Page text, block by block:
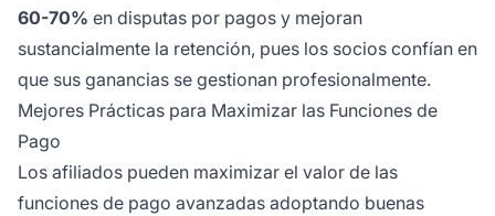
60-70% en disputas por pagos y mejoran
sustancialmente la retención, pues los socios confían en
que sus ganancias se gestionan profesionalmente.
Mejores Prácticas para Maximizar las Funciones de
Pago
Los afiliados pueden maximizar el valor de las
funciones de pago avanzadas adoptando buenas